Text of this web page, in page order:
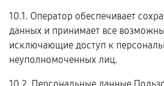
10.1. Оператор обеспечивает
данных и принимает все
исключающие доступ к
неуполномоченных лиц.